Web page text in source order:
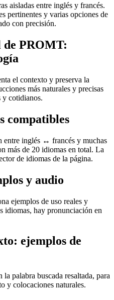
aisladas entre inglés y francés.
pertinentes y varias opciones de
con precisión.
de PROMT:
el contexto y preserva la
más naturales y precisas
y cotidianos.
compatibles
entre inglés ↔ francés y muchas
más de 20 idiomas en total. La
de idiomas de la página.
y audio
ejemplos de uso reales y
idiomas, hay pronunciación en
ejemplos de
palabra buscada resaltada, para
y colocaciones naturales.